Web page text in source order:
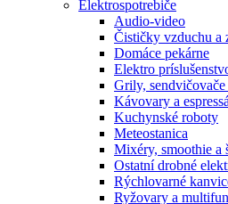
Elektrospotrebiče
Audio-video
Čističky vzduchu a
Domáce pekárne
Elektro
Grily,
Kávovary a espressá
Kuchynské roboty
Meteostanica
Mixéry, smoothie a
Ostatní drobné
Rýchlovarné
Ryžovary a